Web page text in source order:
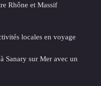
Rhône et Massif
locales en voyage
Sanary sur Mer avec un